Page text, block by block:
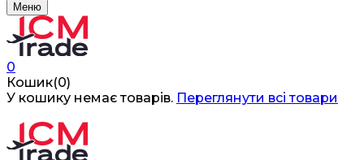
Меню
0
Кошик(0)
У кошику немає товарів. Переглянути всі товари